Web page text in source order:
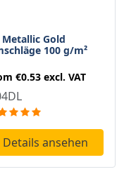
Metallic Gold
100 g/m²
€0.53 excl. VAT
Details ansehen